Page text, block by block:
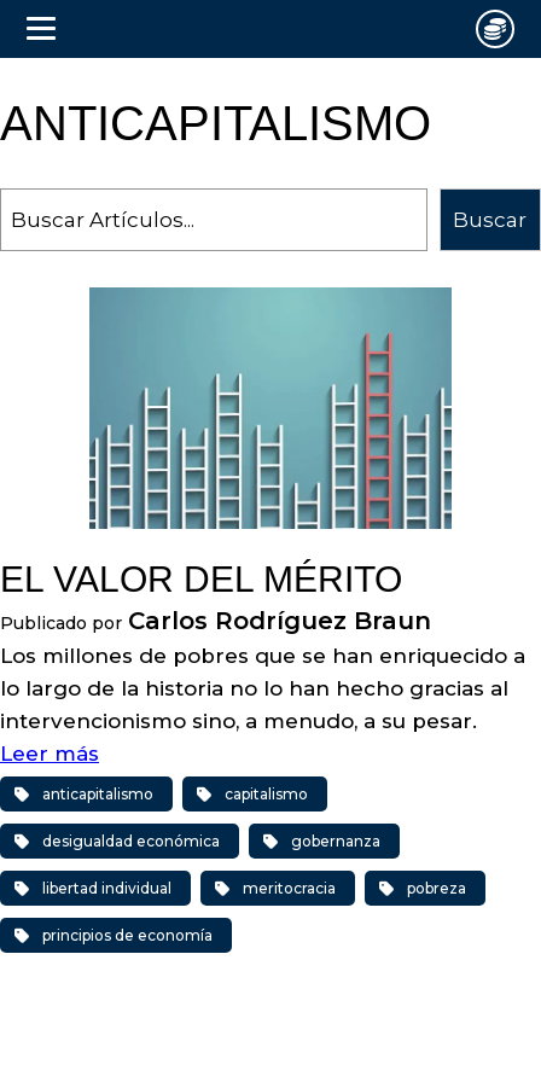
ANTICAPITALISMO
Buscar
EL VALOR DEL MÉRITO
Publicado por Carlos Rodríguez Braun
Los millones de pobres que se han enriquecido a
lo largo de la historia no lo han hecho gracias al
intervencionismo sino, a menudo, a su pesar.
Leer más
anticapitalismo capitalismo
desigualdad económica gobernanza
libertad individual meritocracia pobreza
principios de economía